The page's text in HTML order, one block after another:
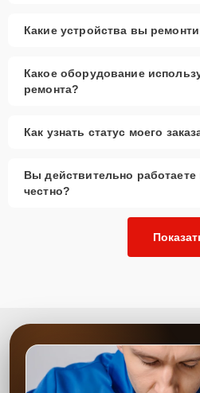
Какие устройства вы
Какое оборудование
ремонта?
Как узнать статус моего
Вы действительно работаете
честно?